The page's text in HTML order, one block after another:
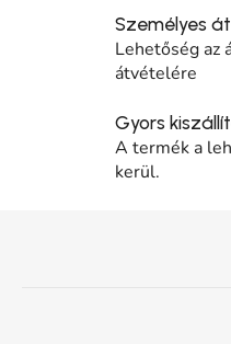
Személyes
Lehetőség az
átvételére
Gyors
A termék a
kerül.